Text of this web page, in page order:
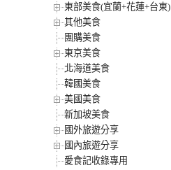
東部美食(宜蘭+花蓮+台東)
其他美食
團購美食
東京美食
北海道美食
韓國美食
美國美食
新加坡美食
國外旅遊分享
國內旅遊分享
愛食記收錄專用